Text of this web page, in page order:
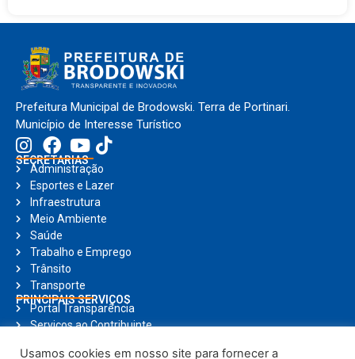
Prefeitura Municipal de Brodowski. Terra de Portinari.
Município de Interesse Turístico
SECRETARIAS
Administração
Esportes e Lazer
Infraestrutura
Meio Ambiente
Saúde
Trabalho e Emprego
Trânsito
Transporte
PRINCIPAIS SERVIÇOS
Portal Transparência
Serviços ao Contribuinte
Usamos cookies em nosso site para fornecer a